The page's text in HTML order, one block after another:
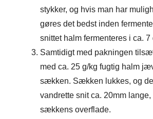
stykker, og hvis man har
gøres det bedst inden
snittet halm fermenteres i ca. 7
Samtidigt med pakningen
med ca. 25 g/kg fugtig halm
sækken. Sækken lukkes, og
vandrette snit ca. 20mm
sækkens overflade.